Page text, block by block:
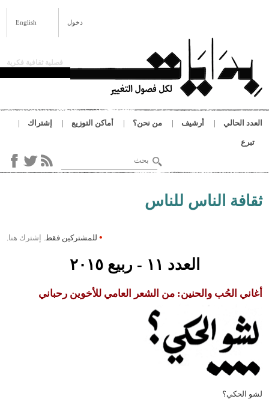
فصلية ثقافية فكرية
أرشيف من نحن؟ أماكن التوزيع إشتراك
استمارة البحث
الناس للناس
للمشتركين فقط.إشترك هنا.
العدد ١١ - ربيع ٢٠١٥
الحُب والحنين: من الشعر العامي للأخوين رحباني